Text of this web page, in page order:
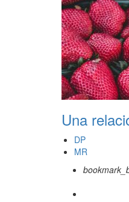
Una
DP
MR